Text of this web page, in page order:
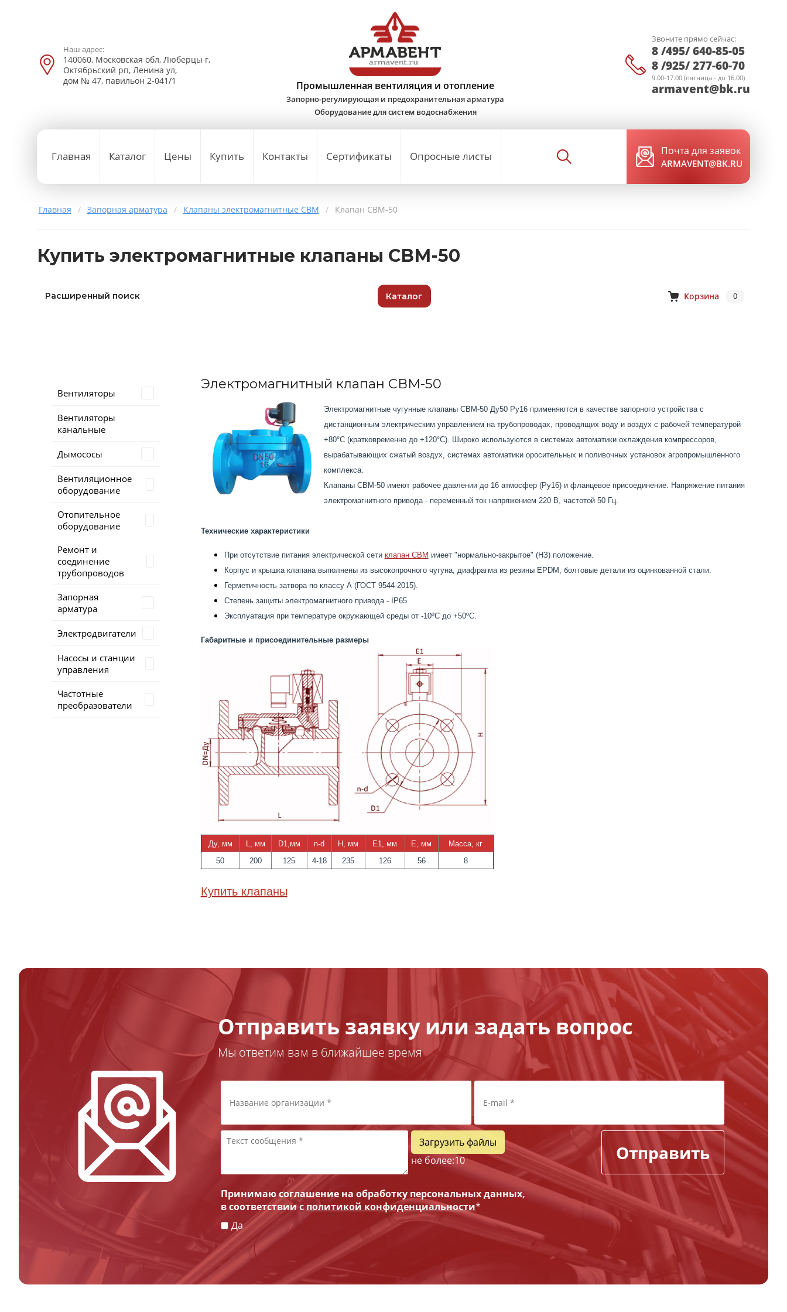
Наш адрес:
140060, Московская обл, Люберцы г,
Октябрьский рп, Ленина ул,
дом № 47, павильон 2-041/1
Промышленная вентиляция и отопление
Запорно-регулирующая и предохранительная арматура
Оборудование для систем водоснабжения
Звоните прямо сейчас:
8 /495/ 640-85-05
8 /925/ 277-60-70
9.00-17.00 (пятница - до 16.00)
armavent@bk.ru
Главная Каталог Цены Купить Контакты Сертификаты Опросные листы Почта для заявок
ARMAVENT@BK.RU
Главная / Запорная арматура / Клапаны электромагнитные СВМ / Клапан СВМ-50
Купить электромагнитные клапаны СВМ-50
Расширенный поиск Каталог Корзина 0
Вентиляторы
Вентиляторы
канальные
Дымососы
Вентиляционное
оборудование
Отопительное
оборудование
Ремонт и
соединение
трубопроводов
Запорная
арматура
Электродвигатели
Насосы и станции
управления
Частотные
преобразователи
Электромагнитный клапан СВМ-50
Электромагнитные чугунные клапаны СВМ-50 Ду50 Ру16 применяются в качестве запорного устройства с
дистанционным электрическим управлением на трубопроводах, проводящих воду и воздух с рабочей температурой
+80°С (кратковременно до +120°С). Широко используются в системах автоматики охлаждения компрессоров,
вырабатывающих сжатый воздух, системах автоматики оросительных и поливочных установок агропромышленного
комплекса.
Клапаны СВМ-50 имеют рабочее давлении до 16 атмосфер (Ру16) и фланцевое присоединение. Напряжение питания
электромагнитного привода - переменный ток напряжением 220 В, частотой 50 Гц.
Технические характеристики
При отсутствие питания электрической сети клапан СВМ имеет "нормально-закрытое" (НЗ) положение.
Корпус и крышка клапана выполнены из высокопрочного чугуна, диафрагма из резины EPDM, болтовые детали из оцинкованной стали.
Герметичность затвора по классу А (ГОСТ 9544-2015).
Степень защиты электромагнитного привода - IP65.
Эксплуатация при температуре окружающей среды от -10ºС до +50ºС.
Габаритные и присоединительные размеры
Ду, мм L, мм D1,мм n-d H, мм E1, мм E, мм
Масса, кг
50
200 125 4-18 235 126 56 8
Купить клапаны
Отправить заявку или задать вопрос
Мы ответим вам в ближайшее время
Загрузить файлы
не более:10 Отправить
Принимаю соглашение на обработку персональных данных,
в соответствии с политикой конфиденциальности*
Да